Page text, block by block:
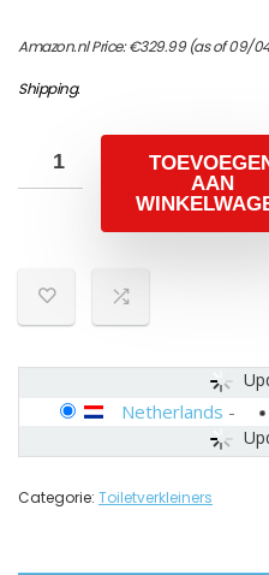
Amazon.nl Price:€329.99(as of 09/
Shipping.
AAN
Netherlands -
Categorie: Toiletverkleiners